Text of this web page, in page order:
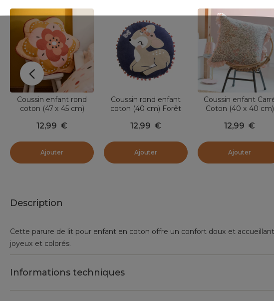
Coussin enfant rond
coton (47 x 45 cm)
12,99 €
Ajouter
Coussin rond enfant
coton (40 cm) Forêt
12,99 €
Ajouter
Coussin enfant
Coton (40 x 40 cm)
12,99 €
Ajouter
Description
Cette parure de lit pour enfant en coton offre un confort doux et
joyeux et colorés.
Informations techniques